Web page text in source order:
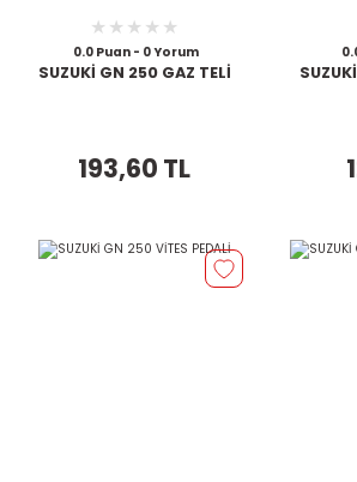
0.0 Puan - 0 Yorum
SUZUKİ GN 250 GAZ TELİ
193,60 TL